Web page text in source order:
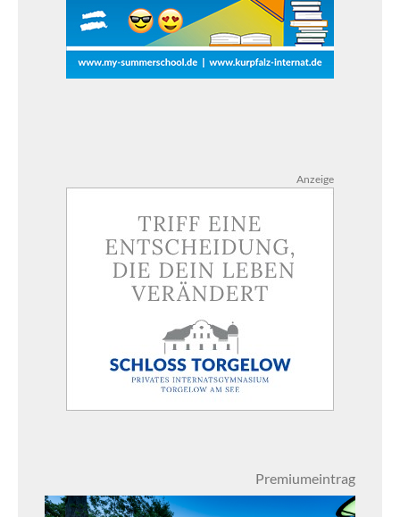
Anzeige
Premiumeintrag